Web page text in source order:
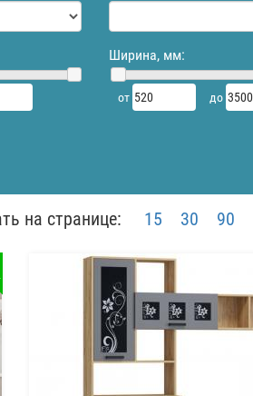
Ширина, мм:
от до
на странице: 15 30 90